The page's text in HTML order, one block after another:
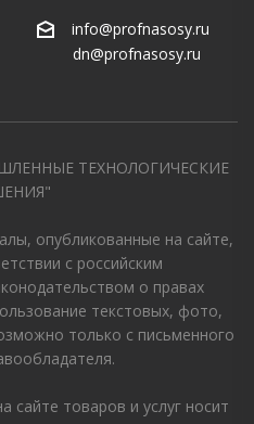
info@profnasosy.ru
dn@profnasosy.ru
ТЕХНОЛОГИЧЕСКИЕ
опубликованные на сайте,
с российским
о правах
текстовых, фото,
только с письменного
сайте товаров и услуг носит